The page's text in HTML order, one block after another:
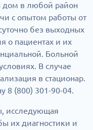
дом в любой район
с опытом работы от
без выходных
о пациентах и их
Больной
В случае
в стационар.
8 (800) 301-90-04.
исследующая
их диагностики и